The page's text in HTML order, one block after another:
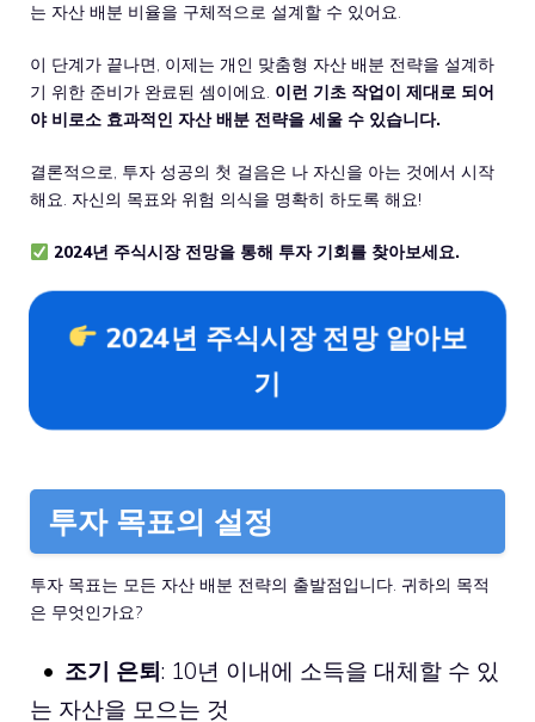
는 자산 배분 비율을 구체적으로 설계할 수 있어요.
이 단계가 끝나면, 이제는 개인 맞춤형 자산 배분 전략을 설계하
기 위한 준비가 완료된 셈이에요. 이런 기초 작업이 제대로 되어
야 비로소 효과적인 자산 배분 전략을 세울 수 있습니다.
결론적으로, 투자 성공의 첫 걸음은 나 자신을 아는 것에서 시작
해요. 자신의 목표와 위험 의식을 명확히 하도록 해요!
2024년 주식시장 전망을 통해 투자 기회를 찾아보세요.
2024년 주식시장 전망 알아보
기
투자 목표의 설정
투자 목표는 모든 자산 배분 전략의 출발점입니다. 귀하의 목적
은 무엇인가요?
조기 은퇴: 10년 이내에 소득을 대체할 수 있
는 자산을 모으는 것